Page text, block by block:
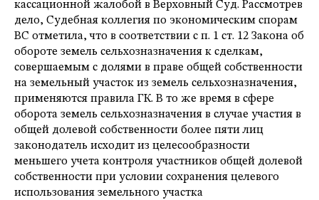
кассационной жалобой в Верховный Суд. Рассмотрев
дело, Судебная коллегия по экономическим спорам
ВС отметила, что в соответствии с п. 1 ст. 12 Закона об
обороте земель сельхозназначения к сделкам,
совершаемым с долями в праве общей собственности
на земельный участок из земель сельхозназначения,
применяются правила ГК. В то же время в сфере
оборота земель сельхозназначения в случае участия в
общей долевой собственности более пяти лиц
законодатель исходит из целесообразности
меньшего учета контроля участников общей долевой
собственности при условии сохранения целевого
использования земельного участка